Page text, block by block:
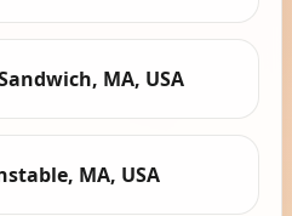
MA, USA
MA, USA